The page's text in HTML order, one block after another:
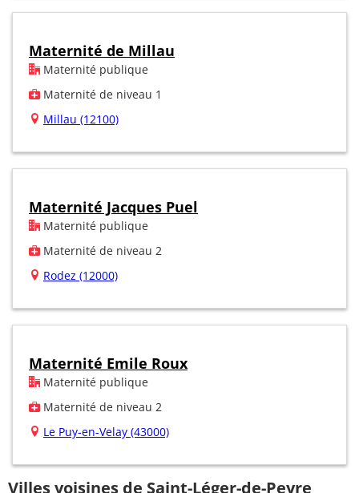
Maternité de Millau
Maternité publique
Maternité de niveau 1
Millau (12100)
Maternité Jacques Puel
Maternité publique
Maternité de niveau 2
Rodez (12000)
Maternité Emile Roux
Maternité publique
Maternité de niveau 2
Le Puy-en-Velay (43000)
Villes voisines de Saint-Léger-de-Peyre